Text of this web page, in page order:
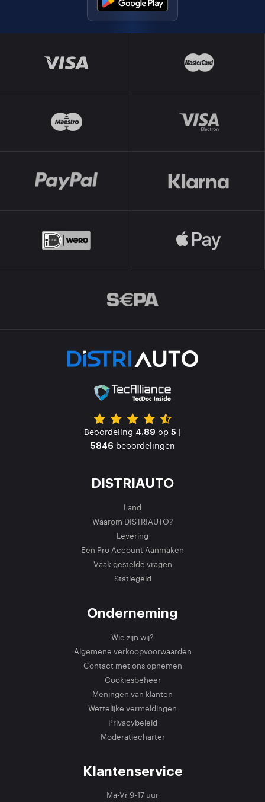
Beoordeling 4.89 op 5 |
5846 beoordelingen
DISTRIAUTO
Land
Waarom DISTRIAUTO?
Levering
Een Pro Account Aanmaken
Vaak gestelde vragen
Statiegeld
Onderneming
Wie zijn wij?
Algemene verkoopvoorwaarden
Contact met ons opnemen
Cookiesbeheer
Meningen van klanten
Wettelijke vermeldingen
Privacybeleid
Moderatiecharter
Klantenservice
Ma-Vr 9-17 uur